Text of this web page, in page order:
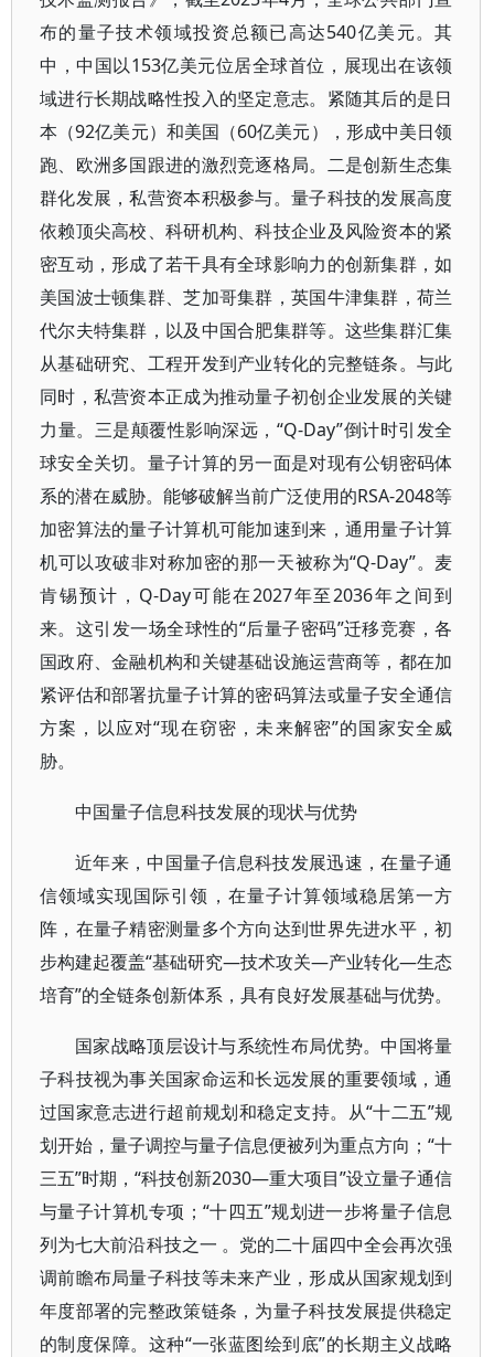
布的量子技术领域投资总额已高达540亿美元。其
中，中国以153亿美元位居全球首位，展现出在该领
域进行长期战略性投入的坚定意志。紧随其后的是日
本（92亿美元）和美国（60亿美元），形成中美日领
跑、欧洲多国跟进的激烈竞逐格局。二是创新生态集
群化发展，私营资本积极参与。量子科技的发展高度
依赖顶尖高校、科研机构、科技企业及风险资本的紧
密互动，形成了若干具有全球影响力的创新集群，如
美国波士顿集群、芝加哥集群，英国牛津集群，荷兰
代尔夫特集群，以及中国合肥集群等。这些集群汇集
从基础研究、工程开发到产业转化的完整链条。与此
同时，私营资本正成为推动量子初创企业发展的关键
力量。三是颠覆性影响深远，“Q-Day”倒计时引发全
球安全关切。量子计算的另一面是对现有公钥密码体
系的潜在威胁。能够破解当前广泛使用的RSA-2048等
加密算法的量子计算机可能加速到来，通用量子计算
机可以攻破非对称加密的那一天被称为“Q-Day”。麦
肯锡预计，Q-Day可能在2027年至2036年之间到
来。这引发一场全球性的“后量子密码”迁移竞赛，各
国政府、金融机构和关键基础设施运营商等，都在加
紧评估和部署抗量子计算的密码算法或量子安全通信
方案，以应对“现在窃密，未来解密”的国家安全威
胁。
中国量子信息科技发展的现状与优势
近年来，中国量子信息科技发展迅速，在量子通
信领域实现国际引领，在量子计算领域稳居第一方
阵，在量子精密测量多个方向达到世界先进水平，初
步构建起覆盖“基础研究—技术攻关—产业转化—生态
培育”的全链条创新体系，具有良好发展基础与优势。
国家战略顶层设计与系统性布局优势。中国将量
子科技视为事关国家命运和长远发展的重要领域，通
过国家意志进行超前规划和稳定支持。从“十二五”规
划开始，量子调控与量子信息便被列为重点方向；“十
三五”时期，“科技创新2030—重大项目”设立量子通信
与量子计算机专项；“十四五”规划进一步将量子信息
列为七大前沿科技之一 。党的二十届四中全会再次强
调前瞻布局量子科技等未来产业，形成从国家规划到
年度部署的完整政策链条，为量子科技发展提供稳定
的制度保障。这种“一张蓝图绘到底”的长期主义战略